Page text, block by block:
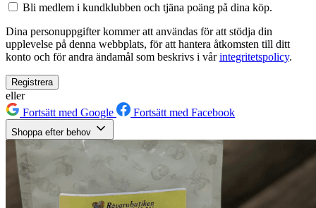
Bli medlem i kundklubben och tjäna poäng på dina köp.
Dina personuppgifter kommer att användas för att stödja din
upplevelse på denna webbplats, för att hantera åtkomsten till ditt
konto och för andra ändamål som beskrivs i vårintegritetspolicy.
Registrera
eller
Fortsätt med Google
Fortsätt med Facebook
Shoppa efter behov